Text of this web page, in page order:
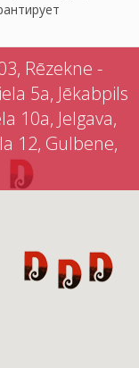
Rēzekne -
5a, Jēkabpils
10a, Jelgava,
12, Gulbene,